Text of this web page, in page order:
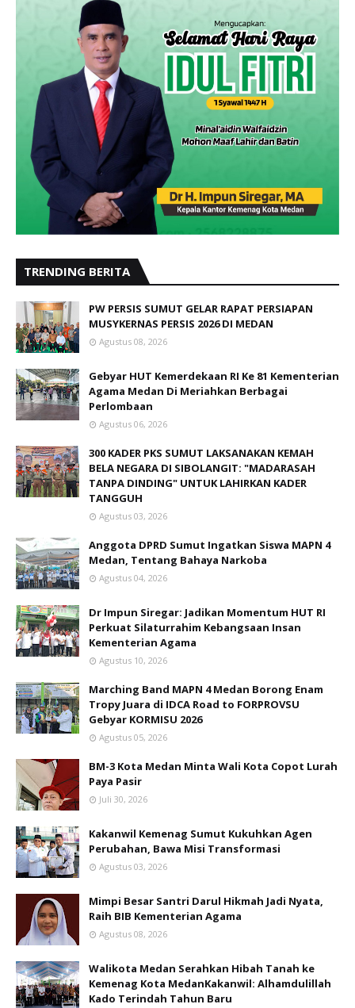
TRENDING BERITA
PW PERSIS SUMUT GELAR RAPAT PERSIAPAN
MUSYKERNAS PERSIS 2026 DI MEDAN
Agustus 08, 2026
Gebyar HUT Kemerdekaan RI Ke 81 Kementerian
Agama Medan Di Meriahkan Berbagai
Perlombaan
Agustus 06, 2026
300 KADER PKS SUMUT LAKSANAKAN KEMAH
BELA NEGARA DI SIBOLANGIT: "MADARASAH
TANPA DINDING" UNTUK LAHIRKAN KADER
TANGGUH
Agustus 03, 2026
Anggota DPRD Sumut Ingatkan Siswa MAPN 4
Medan, Tentang Bahaya Narkoba
Agustus 04, 2026
Dr Impun Siregar: Jadikan Momentum HUT RI
Perkuat Silaturrahim Kebangsaan Insan
Kementerian Agama
Agustus 10, 2026
Marching Band MAPN 4 Medan Borong Enam
Tropy Juara di IDCA Road to FORPROVSU
Gebyar KORMISU 2026
Agustus 05, 2026
BM-3 Kota Medan Minta Wali Kota Copot Lurah
Paya Pasir
Juli 30, 2026
Kakanwil Kemenag Sumut Kukuhkan Agen
Perubahan, Bawa Misi Transformasi
Agustus 03, 2026
Mimpi Besar Santri Darul Hikmah Jadi Nyata,
Raih BIB Kementerian Agama
Agustus 08, 2026
Walikota Medan Serahkan Hibah Tanah ke
Kemenag Kota MedanKakanwil: Alhamdulillah
Kado Terindah Tahun Baru